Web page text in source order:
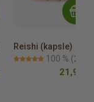
Reishi (kapsle)
100 % (2)
21,99 €